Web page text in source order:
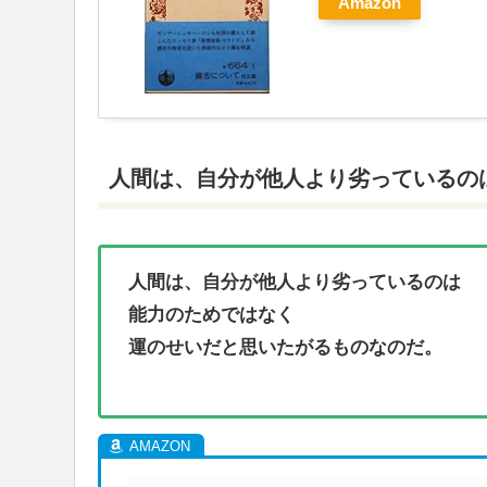
人間は、自分が他人より劣っているの
人間は、自分が他人より劣っているのは
能力のためではなく
運のせいだと思いたがるものなのだ。